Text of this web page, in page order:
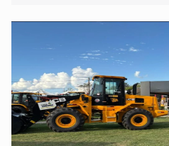
não ter entrado no modo